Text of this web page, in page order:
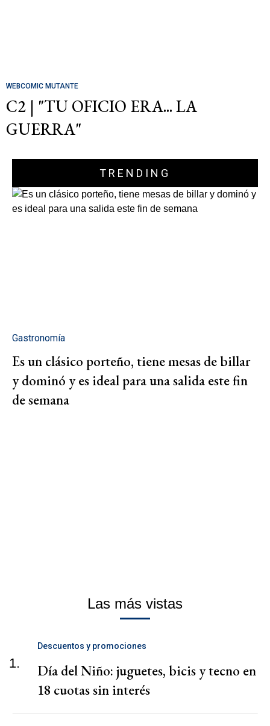
WEBCOMIC MUTANTE
C2 | "TU OFICIO ERA... LA
GUERRA"
TRENDING
Gastronomía
Es un clásico porteño, tiene mesas de billar
y dominó y es ideal para una salida este fin
de semana
Las más vistas
1.
Descuentos y promociones
Día del Niño: juguetes, bicis y tecno en
18 cuotas sin interés